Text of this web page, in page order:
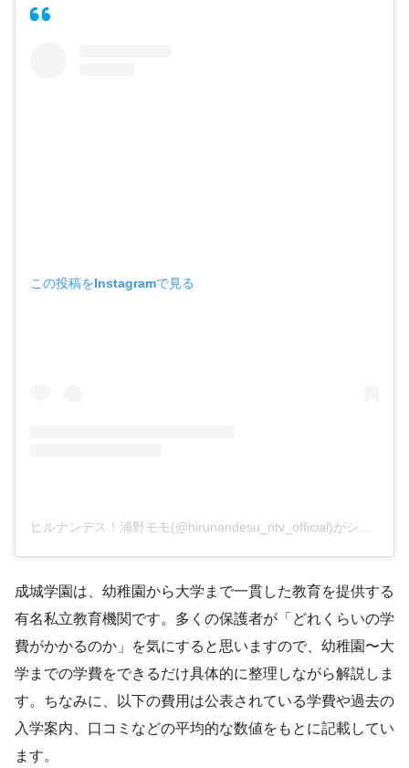
この投稿をInstagramで見る
成城学園は、幼稚園から大学まで一貫した教育を提供する
有名私立教育機関です。多くの保護者が「どれくらいの学
費がかかるのか」を気にすると思いますので、幼稚園〜大
学までの学費をできるだけ具体的に整理しながら解説しま
す。ちなみに、以下の費用は公表されている学費や過去の
入学案内、口コミなどの平均的な数値をもとに記載してい
ます。